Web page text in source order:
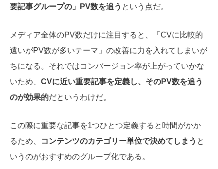
要記事グループの」PV数を追う という点だ。
メディア全体のPV数だけに注目すると、「CVに比較的
遠いがPV数が多いテーマ」の改善に力を入れてしまいが
ちになる。それではコンバージョン率が上がっていかな
いため、 CVに近い重要記事を定義し、そのPV数を追う
のが効果的だというわけだ。
この際に重要な記事を1つひとつ定義すると時間がかか
るため、
コンテンツのカテゴリー単位で決めてしまう と
いうのがおすすめのグループ化である。